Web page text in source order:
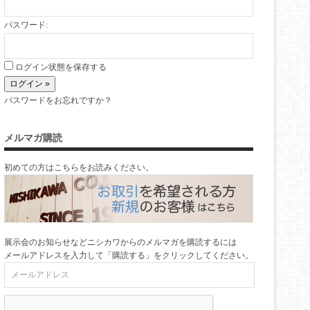
パスワード:
ログイン状態を保存する
パスワードをお忘れですか？
メルマガ購読
初めての方はこちらをお読みください。
展示会のお知らせなどニシカワからのメルマガを購読するには
メールアドレスを入力して「購読する」をクリックしてください。